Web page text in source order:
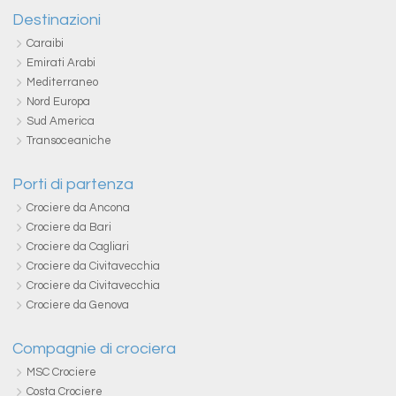
Destinazioni
Caraibi
Emirati Arabi
Mediterraneo
Nord Europa
Sud America
Transoceaniche
Porti di partenza
Crociere da Ancona
Crociere da Bari
Crociere da Cagliari
Crociere da Civitavecchia
Crociere da Civitavecchia
Crociere da Genova
Compagnie di crociera
MSC Crociere
Costa Crociere